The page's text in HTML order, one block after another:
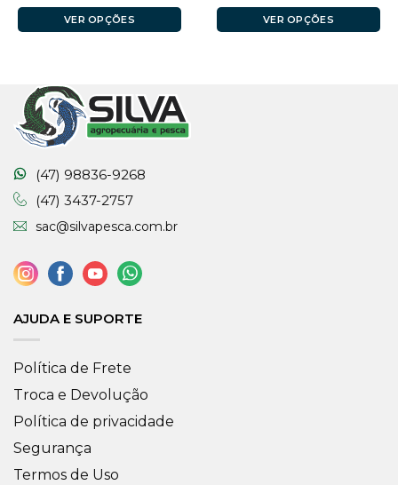
VER OPÇÕES VER OPÇÕES
(47) 98836-9268
(47) 3437-2757
sac@silvapesca.com.br
AJUDA E SUPORTE
Política de Frete
Troca e Devolução
Política de privacidade
Segurança
Termos de Uso